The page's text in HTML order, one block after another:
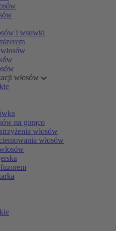
i wsuwki
włosów
na gorąco
włosów
włosów